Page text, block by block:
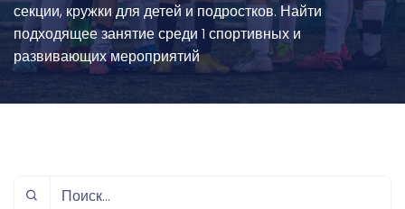
секции, кружки для детей и подростков. Найти
подходящее занятие среди 1 спортивных и
развивающих мероприятий